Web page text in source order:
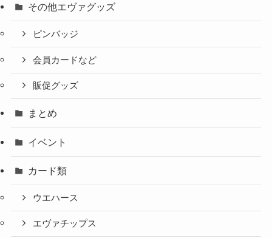
その他エヴァグッズ
ピンバッジ
会員カードなど
販促グッズ
まとめ
イベント
カード類
ウエハース
エヴァチップス